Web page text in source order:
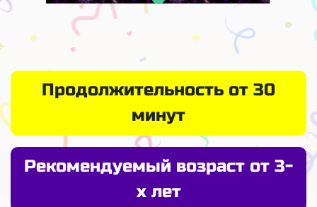
Продолжительность от 30
минут
Рекомендуемый возраст от 3-
х лет